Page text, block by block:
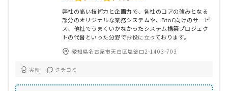
弊社の高い技術力と企画力で、各社のコアの強みとなる
部分のオリジナルな業務システムや、BtoC向けのサービ
ス、他社でうまくいかなかったシステム構築プロジェク
トの代替といった分野でお役に立っております。
愛知県名古屋市天白区塩釜口2-1403-703
実績 クチコミ